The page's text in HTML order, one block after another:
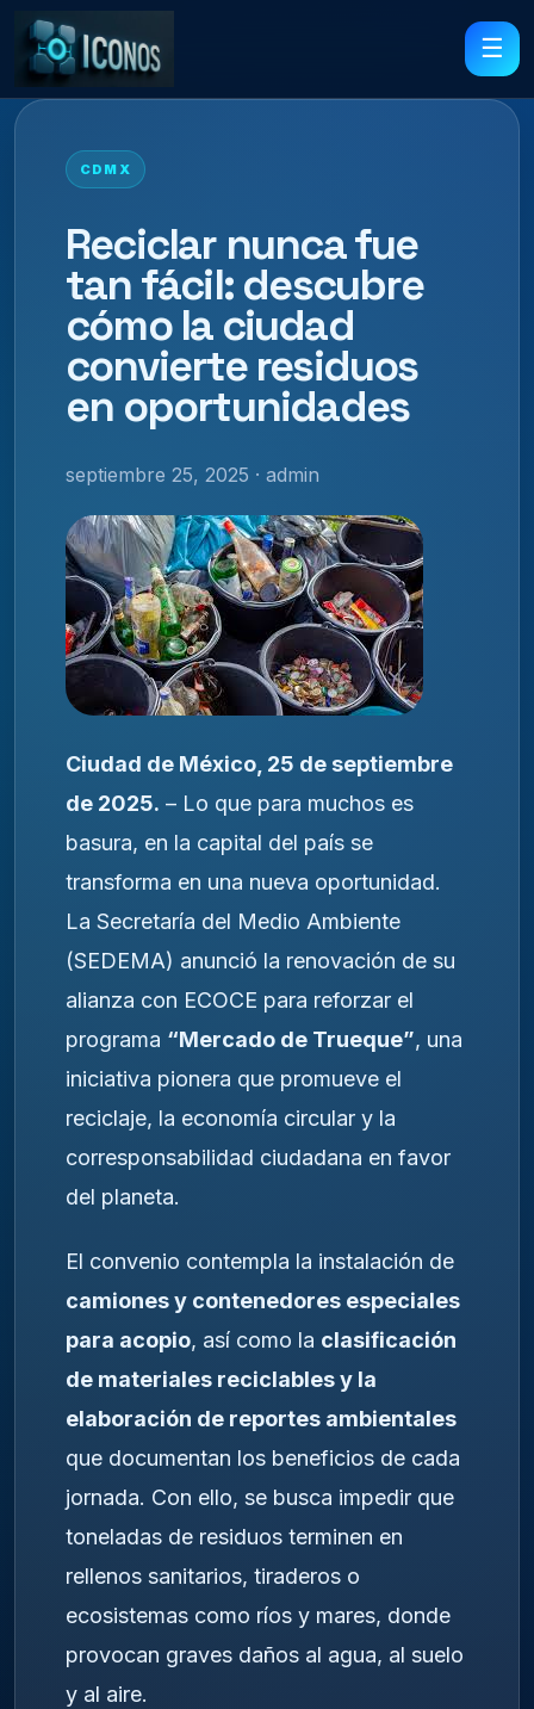
☰
CDMX
Reciclar nunca fue
tan fácil: descubre
cómo la ciudad
convierte residuos
en oportunidades
septiembre 25, 2025 · admin
Ciudad de México, 25 de septiembre
de 2025. – Lo que para muchos es
basura, en la capital del país se
transforma en una nueva oportunidad.
La Secretaría del Medio Ambiente
(SEDEMA) anunció la renovación de su
alianza con ECOCE para reforzar el
programa “Mercado de Trueque”, una
iniciativa pionera que promueve el
reciclaje, la economía circular y la
corresponsabilidad ciudadana en favor
del planeta.
El convenio contempla la instalación de
camiones y contenedores especiales
para acopio, así como la clasificación
de materiales reciclables y la
elaboración de reportes ambientales
que documentan los beneficios de cada
jornada. Con ello, se busca impedir que
toneladas de residuos terminen en
rellenos sanitarios, tiraderos o
ecosistemas como ríos y mares, donde
provocan graves daños al agua, al suelo
y al aire.